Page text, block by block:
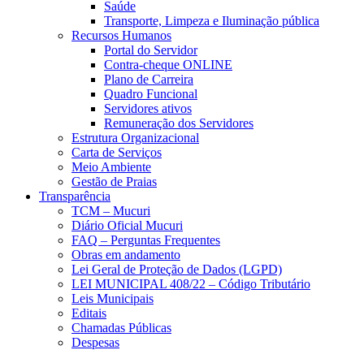
Saúde
Transporte, Limpeza e Iluminação pública
Recursos Humanos
Portal do Servidor
Contra-cheque ONLINE
Plano de Carreira
Quadro Funcional
Servidores ativos
Remuneração dos Servidores
Estrutura Organizacional
Carta de Serviços
Meio Ambiente
Gestão de Praias
Transparência
TCM – Mucuri
Diário Oficial Mucuri
FAQ – Perguntas Frequentes
Obras em andamento
Lei Geral de Proteção de Dados (LGPD)
LEI MUNICIPAL 408/22 – Código Tributário
Leis Municipais
Editais
Chamadas Públicas
Despesas